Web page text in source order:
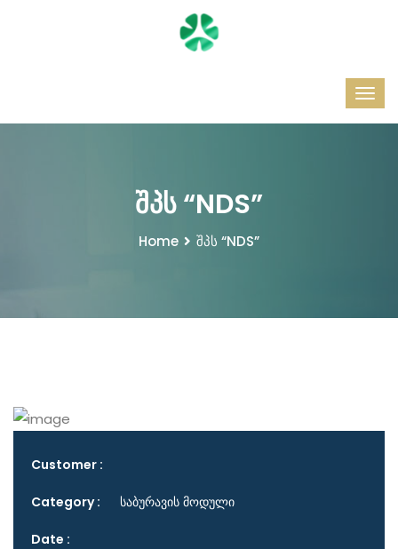
შპს “NDS”
Home შპს “NDS”
Customer :
Category : საბურავის მოდული
Date :